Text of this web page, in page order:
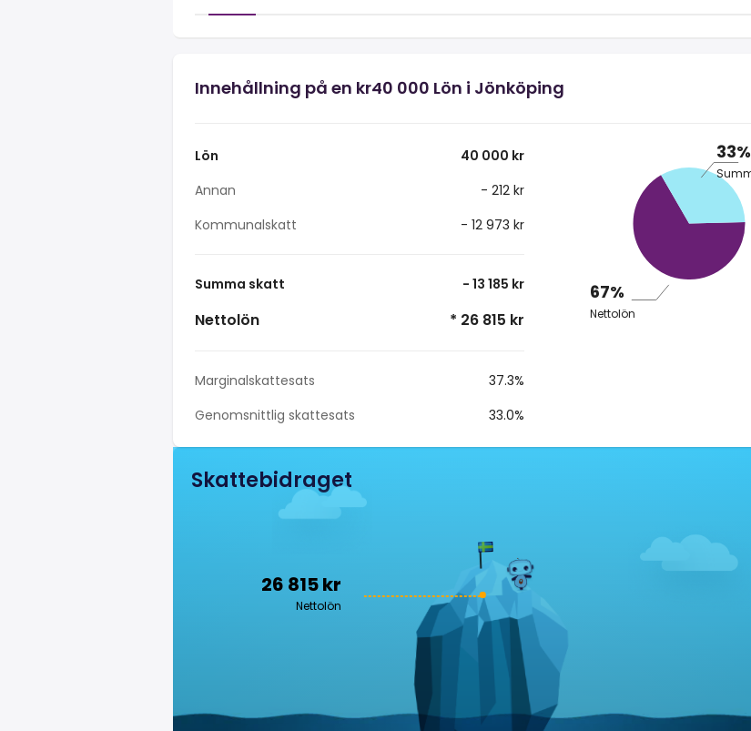
Innehållning på en kr40 000 Lön i Jönköping
Lön
40 000 kr
Annan
- 212 kr
Kommunalskatt
- 12 973 kr
Summa skatt - 13 185 kr
Nettolön * 26 815 kr
Marginalskattesats
37.3%
Genomsnittlig skattesats
33.0%
33%
67%
Nettolön
Skattebidraget
26 815 kr
Nettolön